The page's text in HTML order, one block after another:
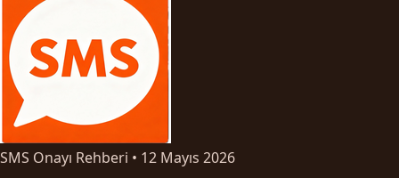
SMS Onayı Rehberi • 12 Mayıs 2026